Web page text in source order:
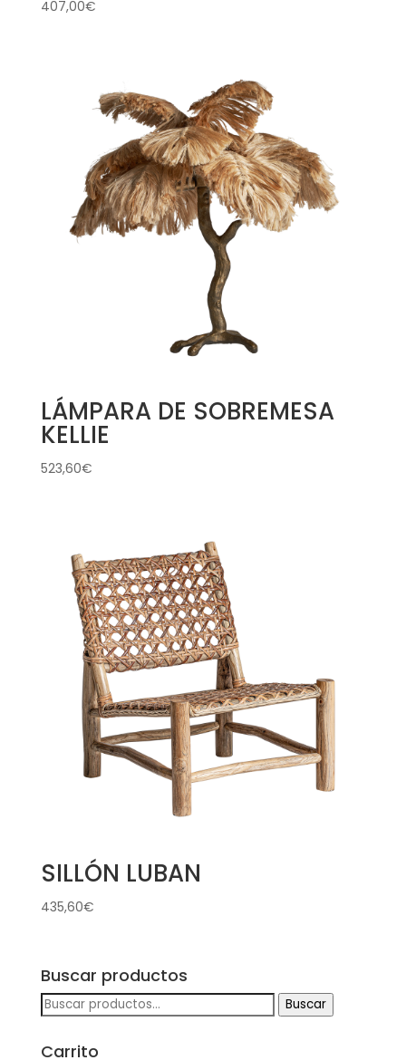
407,00€
LÁMPARA DE SOBREMESA
KELLIE
523,60€
SILLÓN LUBAN
435,60€
Buscar productos
Buscar
por:
Buscar
Carrito